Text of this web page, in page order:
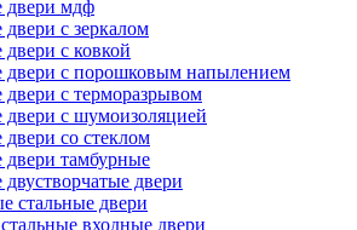
двери мдф
с зеркалом
с ковкой
двери с порошковым напылением
двери с терморазрывом
двери с шумоизоляцией
со стеклом
двери тамбурные
двери
стальные двери
входные двери